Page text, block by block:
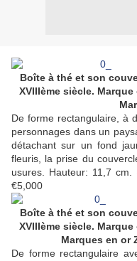
Boîte à thé et son
XVIIIème siècle.
De forme rectangulaire, à
personnages dans un
détachant sur un fond
fleuris, la prise du
usures. Hauteur: 11,7
€5,000
Boîte à thé et son
XVIIIème siècle.
Marques en or
De forme rectangulaire